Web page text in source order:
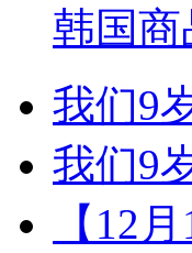
韩国
我们9
我们9
【12